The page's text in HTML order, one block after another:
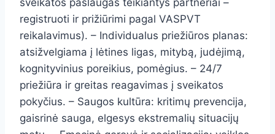
sveikatos paslaugas teikiantys partneriai –
registruoti ir prižiūrimi pagal VASPVT
reikalavimus). – Individualus priežiūros planas:
atsižvelgiama į lėtines ligas, mitybą, judėjimą,
kognityvinius poreikius, pomėgius. – 24/7
priežiūra ir greitas reagavimas į sveikatos
pokyčius. – Saugos kultūra: kritimų prevencija,
gaisrinė sauga, elgesys ekstremalių situacijų